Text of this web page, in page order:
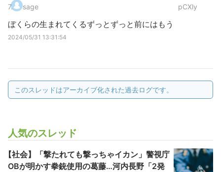
7. sage pCXly
ぼくらの生まれてくるずっとずっと前にはもう
2024/05/31 13:31:54
このスレッドはアーカイブ化された過去ログです。
人気のスレッド
【社会】「撃たれても撃っちゃイカン」警視庁
OBが明かす拳銃使用の葛藤…河内長野「2発